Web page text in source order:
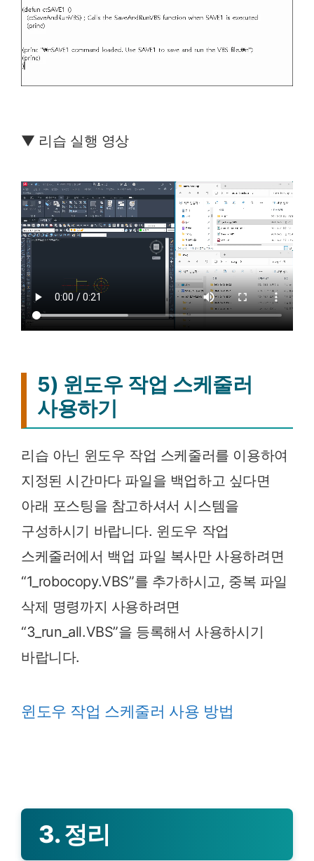
▼ 리습 실행 영상
5) 윈도우 작업 스케줄러
사용하기
리습 아닌 윈도우 작업 스케줄러를 이용하여
지정된 시간마다 파일을 백업하고 싶다면
아래 포스팅을 참고하셔서 시스템을
구성하시기 바랍니다. 윈도우 작업
스케줄러에서 백업 파일 복사만 사용하려면
“1_robocopy.VBS”를 추가하시고, 중복 파일
삭제 명령까지 사용하려면
“3_run_all.VBS”을 등록해서 사용하시기
바랍니다.
윈도우 작업 스케줄러 사용 방법
3. 정리